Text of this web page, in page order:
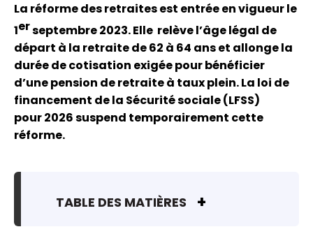
La réforme des retraites est entrée en vigueur le
1erseptembre 2023. Elle relève l’âge légal de
départ à la retraite de 62 à 64 ans et allonge la
durée de cotisation exigée pour bénéficier
d’une pension de retraite à taux plein. La loi de
financement de la Sécurité sociale (LFSS)
pour 2026 suspend temporairement cette
réforme.
TABLE DES MATIÈRES